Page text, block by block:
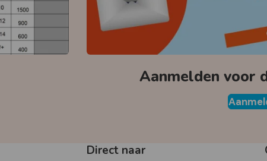
Aanmelden voor
Direct naar